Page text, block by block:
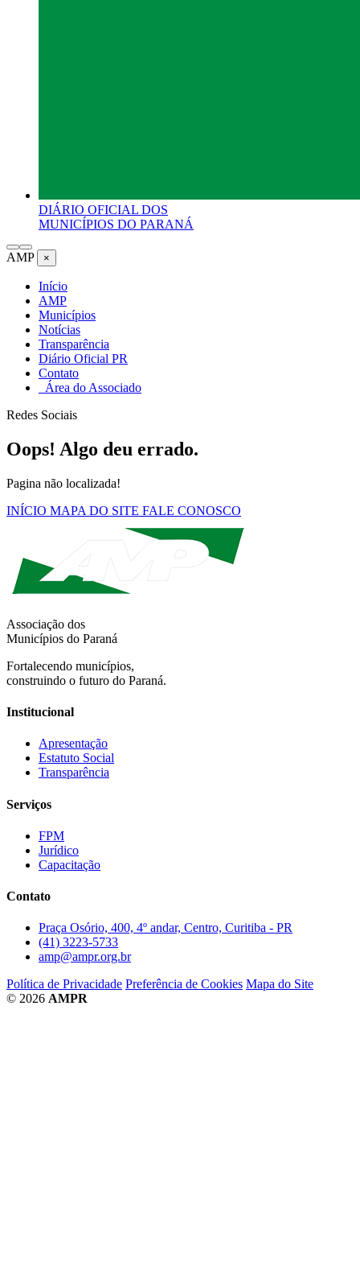
DIÁRIO OFICIAL DOS
MUNICÍPIOS DO PARANÁ
AMP ×
Início
AMP
Municípios
Notícias
Transparência
Diário Oficial PR
Contato
Área do Associado
Redes Sociais
Oops! Algo deu errado.
Pagina não localizada!
INÍCIO MAPA DO SITE FALE CONOSCO
Associação dos
Municípios do Paraná
Fortalecendo municípios,
construindo o futuro do Paraná.
Institucional
Apresentação
Estatuto Social
Transparência
Serviços
FPM
Jurídico
Capacitação
Contato
Praça Osório, 400, 4º andar, Centro, Curitiba - PR
(41) 3223-5733
amp@ampr.org.br
Política de Privacidade Preferência de Cookies Mapa do Site
© 2026 AMPR